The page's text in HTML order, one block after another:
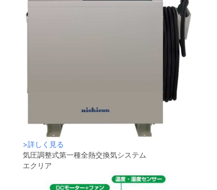
>詳しく見る
気圧調整式第一種全熱交換気システム
エクリア